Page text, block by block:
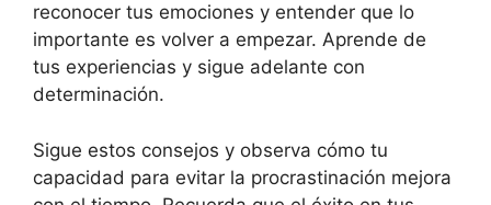
reconocer tus emociones y entender que lo
importante es volver a empezar. Aprende de
tus experiencias y sigue adelante con
determinación.
Sigue estos consejos y observa cómo tu
capacidad para evitar la procrastinación mejora